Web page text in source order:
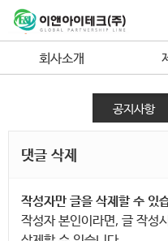
회사소개
공지사항
댓글 삭제
작성자만 글을 삭제할 수 있
작성자 본인이라면, 글 작성